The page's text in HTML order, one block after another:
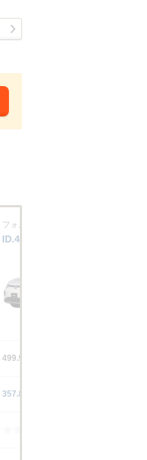
フォルクスワーゲン
ID.4
499.9～661.8万円
357.8万円